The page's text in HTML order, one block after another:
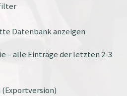
Datenbank anzeigen
– alle Einträge der letzten 2-3